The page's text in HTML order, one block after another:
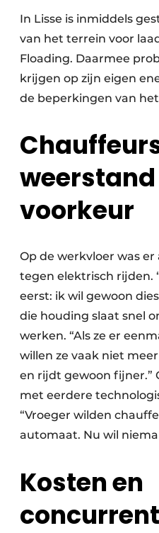
In Lisse is inmiddels
van het terrein voor
Floading. Daarmee
krijgen op zijn eigen
de beperkingen van
voorkeur
Op de werkvloer was
tegen elektrisch rijden.
eerst: ik wil gewoon
die houding slaat snel
werken. “Als ze er
willen ze vaak niet
en rijdt gewoon fijner.”
met eerdere
“Vroeger wilden
automaat. Nu wil
Kosten en